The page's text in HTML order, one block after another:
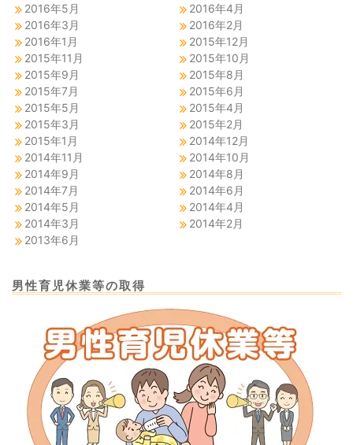
2016年5月
2016年4月
2016年3月
2016年2月
2016年1月
2015年12月
2015年11月
2015年10月
2015年9月
2015年8月
2015年7月
2015年6月
2015年5月
2015年4月
2015年3月
2015年2月
2015年1月
2014年12月
2014年11月
2014年10月
2014年9月
2014年8月
2014年7月
2014年6月
2014年5月
2014年4月
2014年3月
2014年2月
2013年6月
男性育児休業等の取得